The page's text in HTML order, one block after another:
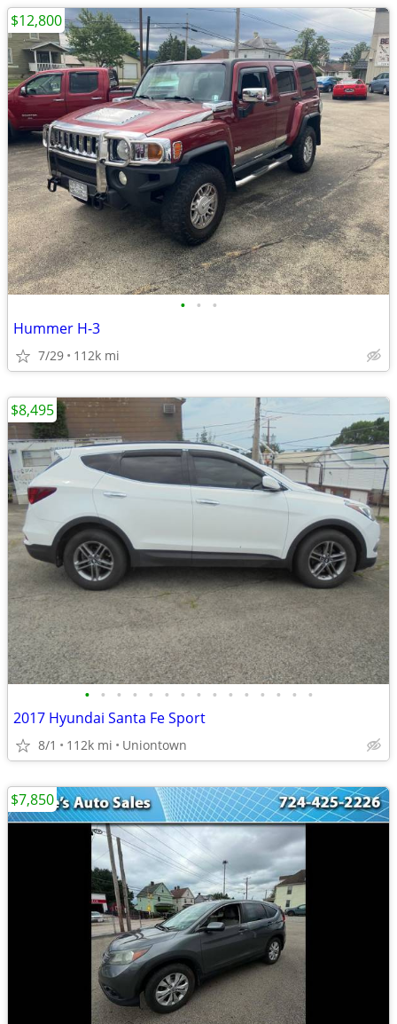
• • •
Hummer H-3
7/29 112k mi
$12,800
• • • • • • • • • • • • • • •
2017 Hyundai Santa Fe Sport
8/1 112k mi Uniontown
$8,495
$7,850